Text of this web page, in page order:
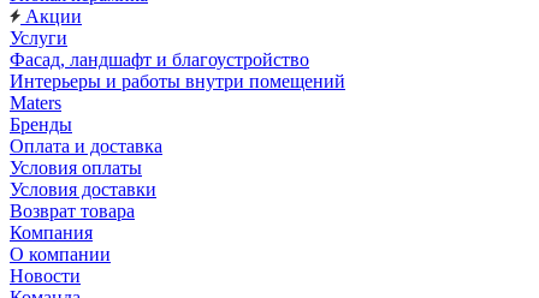
Акции
Услуги
Фасад, ландшафт и благоустройство
Интерьеры и работы внутри помещений
Maters
Бренды
Оплата и доставка
Условия оплаты
Условия доставки
Возврат товара
Компания
О компании
Новости